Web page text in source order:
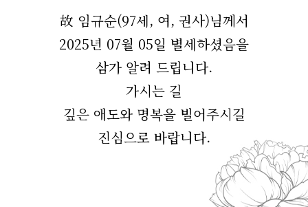
故 임규순(97세, 여, 권사)님께서
2025년 07월 05일 별세하셨음을
삼가 알려 드립니다.
가시는 길
깊은 애도와 명복을 빌어주시길
진심으로 바랍니다.